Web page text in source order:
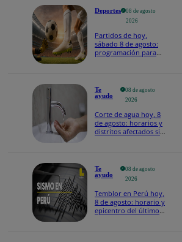
Deportes
08 de agosto
2026
Partidos de hoy,
sábado 8 de agosto:
programación para
Te
ayudo
08 de agosto
2026
Corte de agua hoy, 8
de agosto: horarios y
distritos afectados sin
Te
ayudo
08 de agosto
2026
Temblor en Perú hoy,
8 de agosto: horario y
epicentro del último